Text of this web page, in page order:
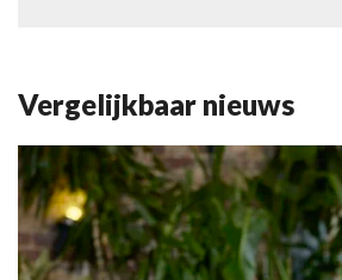
Vergelijkbaar nieuws